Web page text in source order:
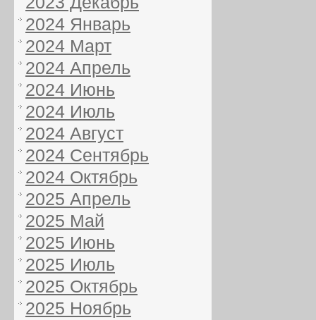
2024 Январь
2024 Март
2024 Апрель
2024 Июнь
2024 Июль
2024 Август
2024 Сентябрь
2024 Октябрь
2025 Апрель
2025 Май
2025 Июнь
2025 Июль
2025 Октябрь
2025 Ноябрь